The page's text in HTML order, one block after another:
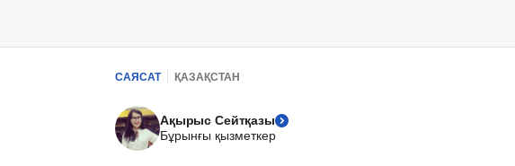
САЯСАТ ҚАЗАҚСТАН
Ақырыс Сейтқазы
Бұрынғы қызметкер